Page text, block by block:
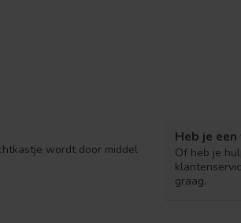
wordt door middel
Heb je
Of heb je
graag.